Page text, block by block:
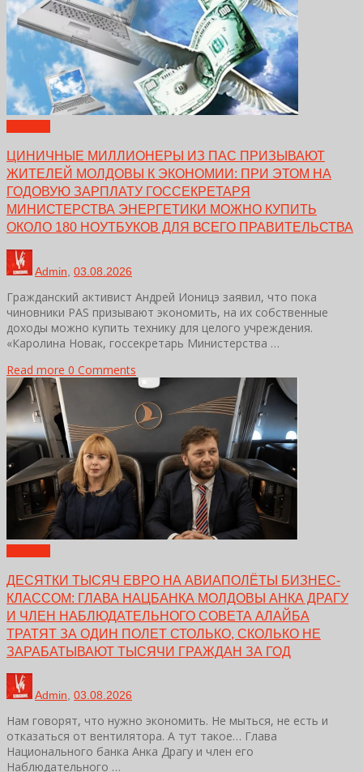
ЦИНИЧНЫЕ МИЛЛИОНЕРЫ ИЗ ПАС ПРИЗЫВАЮТ
ЖИТЕЛЕЙ МОЛДОВЫ К ЭКОНОМИИ: ПРИ ЭТОМ НА
ГОДОВУЮ ЗАРПЛАТУ ГОССЕКРЕТАРЯ
МИНИСТЕРСТВА ЭНЕРГЕТИКИ МОЖНО КУПИТЬ
ОКОЛО 180 НОУТБУКОВ ДЛЯ ВСЕГО ПРАВИТЕЛЬСТВА
Admin 03.08.2026
Гражданский активист Андрей Ионицэ заявил, что пока
чиновники PAS призывают экономить, на их собственные
доходы можно купить технику для целого учреждения.
«Каролина Новак, госсекретарь Министерства …
Read more 0 Comments
ДЕСЯТКИ ТЫСЯЧ ЕВРО НА АВИАПОЛЁТЫ БИЗНЕС-
КЛАССОМ: ГЛАВА НАЦБАНКА МОЛДОВЫ АНКА ДРАГУ
И ЧЛЕН НАБЛЮДАТЕЛЬНОГО СОВЕТА АЛАЙБА
ТРАТЯТ ЗА ОДИН ПОЛЕТ СТОЛЬКО, СКОЛЬКО НЕ
ЗАРАБАТЫВАЮТ ТЫСЯЧИ ГРАЖДАН ЗА ГОД
Admin, 03.08.2026
Нам говорят, что нужно экономить. Не мыться, не есть и
отказаться от вентилятора. А тут такое… Глава
Национального банка Анка Драгу и член его
Наблюдательного …